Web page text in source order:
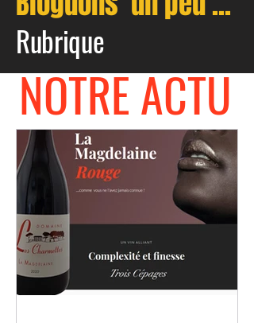
Rubrique
NOTRE ACTU